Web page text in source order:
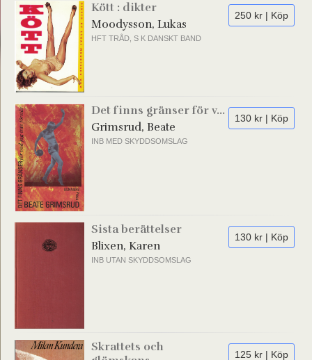
250 kr | Köp
Kött : dikter
Moodysson, Lukas
HFT TRÅD, S K DANSKT BAND
130 kr | Köp
Det finns gränser för v...
Grimsrud, Beate
INB MED SKYDDSOMSLAG
130 kr | Köp
Sista berättelser
Blixen, Karen
INB UTAN SKYDDSOMSLAG
125 kr | Köp
Skrattets och